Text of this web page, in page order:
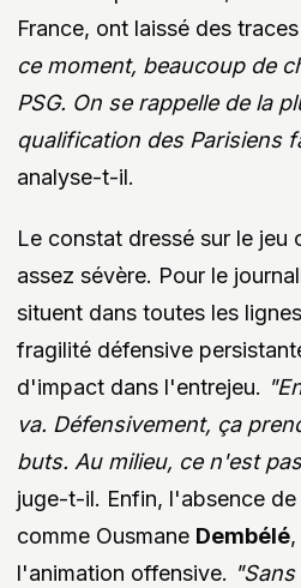
France, ont laissé des
ce moment, beaucoup de
PSG. On se rappelle de la
qualification des Parisiens
analyse-t-il.
Le constat dressé sur le
assez sévère. Pour le
situent dans toutes les
fragilité défensive
d'impact dans l'entrejeu.
va. Défensivement, ça
buts. Au milieu, ce n'est
juge-t-il. Enfin, l'absence
comme Ousmane Dembélé
l'animation offensive.